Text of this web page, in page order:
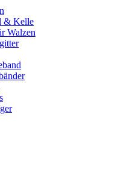
& Kelle
Walzen